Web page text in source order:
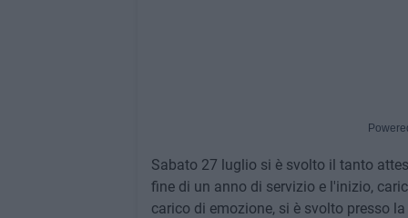
Sabato 27 luglio si è svolto il tanto
fine di un anno di servizio e l'inizio,
carico di emozione, si è svolto presso